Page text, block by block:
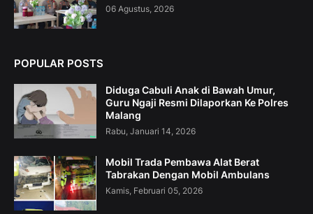
06 Agustus, 2026
POPULAR POSTS
Diduga Cabuli Anak di Bawah Umur,
Guru Ngaji Resmi Dilaporkan Ke Polres
Malang
Rabu, Januari 14, 2026
Mobil Trada Pembawa Alat Berat
Tabrakan Dengan Mobil Ambulans
Kamis, Februari 05, 2026